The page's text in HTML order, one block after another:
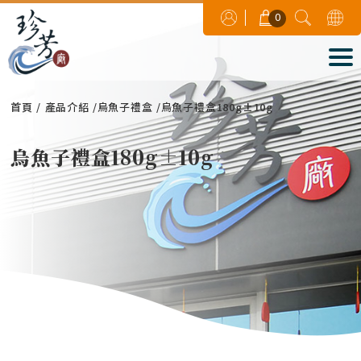
0
首頁 產品介紹 烏魚子禮盒 烏魚子禮盒180g±10g
烏魚子禮盒180g±10g